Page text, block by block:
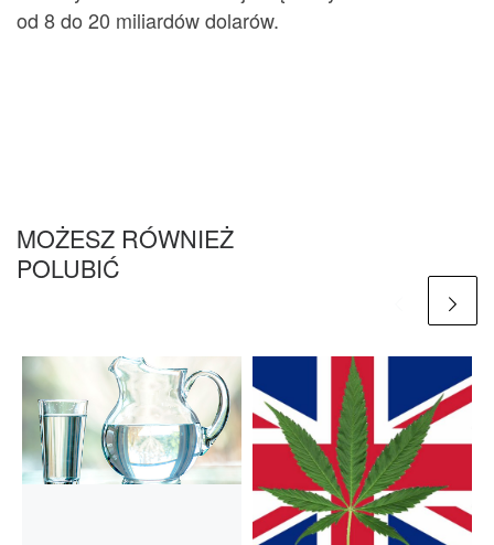
od 8 do 20 miliardów dolarów.
MOŻESZ RÓWNIEŻ
POLUBIĆ